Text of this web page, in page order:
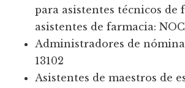
para asistentes técnicos de
asistentes de farmacia: NOC
Administradores de nómina
13102
Asistentes de maestros de